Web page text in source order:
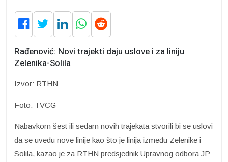
Rađenović: Novi trajekti daju uslove i za liniju
Zelenika-Solila
Izvor: RTHN
Foto: TVCG
Nabavkom šest ili sedam novih trajekata stvorili bi se uslovi
da se uvedu nove linije kao što je linija između Zelenike i
Solila, kazao je za RTHN predsjednik Upravnog odbora JP